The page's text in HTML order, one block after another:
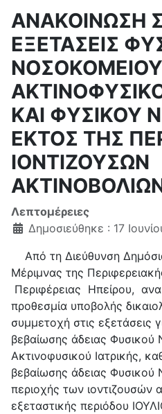
ΑΝΑΚΟΙΝΩΣΗ
ΕΞΕΤΑΣΕΙΣ
ΚΑΙ ΦΥΣΙΚΟΥ
ΕΚΤΟΣ ΤΗΣ
ΙΟΝΤΙΖΟΥΣΩΝ
Λεπτομέρειες
Δημοσιεύθηκε : 17
Από τη Διεύθυνση
Μέριμνας της
Περιφέρειας Ηπείρου,
προθεσμία υποβολής
συμμετοχή στις εξετάσεις
βεβαίωσης άδειας Φυσικού
Ακτινοφυσικού Ιατρικής,
βεβαίωσης άδειας
περιοχής των ιοντιζουσών
εξεταστικής περιόδου